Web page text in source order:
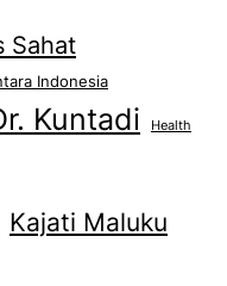
Sahat
Indonesia
Kuntadi Health
Kajati Maluku